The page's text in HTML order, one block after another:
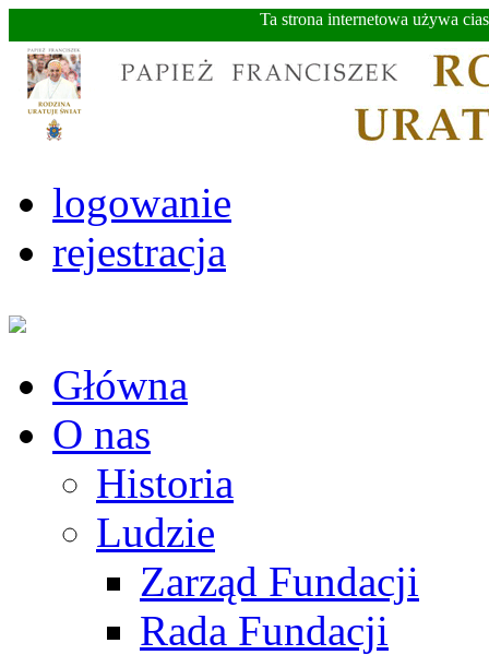
Ta strona internetowa używa
logowanie
rejestracja
Główna
O nas
Historia
Ludzie
Zarząd Fundacji
Rada Fundacji